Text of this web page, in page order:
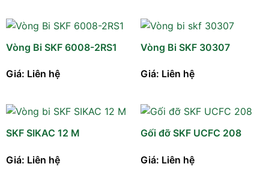
Vòng Bi SKF 6008-2RS1
Giá: Liên hệ
Vòng Bi SKF 30307
Giá: Liên hệ
SKF SIKAC 12 M
Giá: Liên hệ
Gối đỡ SKF UCFC 208
Giá: Liên hệ